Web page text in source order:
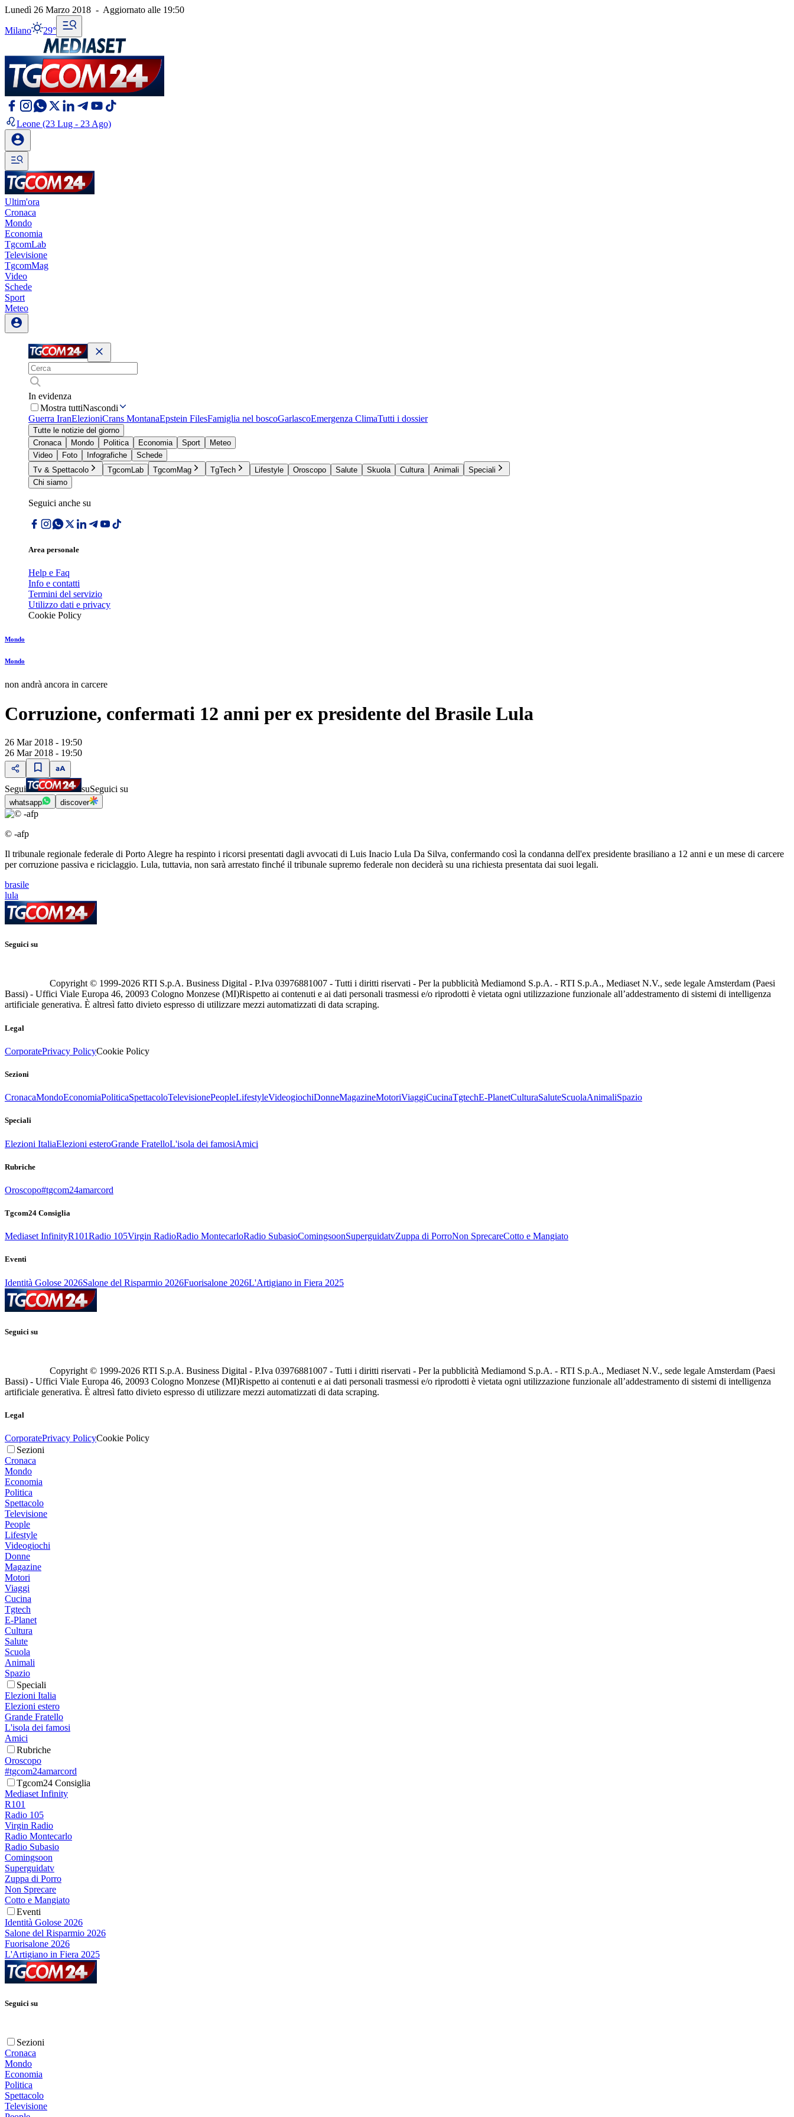
Lunedì 26 Marzo 2018 - Aggiornato alle 19:50
Milano 29°
Leone (23 Lug - 23 Ago)
Ultim'ora
Cronaca
Mondo
Economia
TgcomLab
Televisione
TgcomMag
Video
Schede
Sport
Meteo
In evidenza
Mostra tuttiNascondi
Guerra IranElezioniCrans MontanaEpstein FilesFamiglia nel boscoGarlascoEmergenza ClimaTutti i dossier
Tutte le notizie del giorno
Cronaca
Mondo Politica Economia Sport
Meteo
Video
Foto Infografiche
Schede
Tv & Spettacolo
TgcomLab TgcomMag TgTech Lifestyle Oroscopo Salute Skuola Cultura Animali
Speciali
Chi siamo
Seguici anche su
Area personale
Help e Faq
Info e contatti
Termini del servizio
Utilizzo dati e privacy
Cookie Policy
Mondo
Mondo
non andrà ancora in carcere
Corruzione, confermati 12 anni per ex presidente del Brasile Lula
26 Mar 2018 - 19:50
26 Mar 2018 - 19:50
Segui suSeguici su
whatsapp discover
© -afp
Il tribunale regionale federale di Porto Alegre ha respinto i ricorsi presentati dagli avvocati di Luis Inacio Lula Da Silva, confermando così la condanna dell'ex presidente brasiliano a 12 anni e un mese di carcere
per corruzione passiva e riciclaggio. Lula, tuttavia, non sarà arrestato finché il tribunale supremo federale non deciderà su una richiesta presentata dai suoi legali.
brasile
lula
Seguici su
Copyright © 1999-2026 RTI S.p.A. Business Digital - P.Iva 03976881007 - Tutti i diritti riservati - Per la pubblicità Mediamond S.p.A. - RTI S.p.A., Mediaset N.V., sede legale Amsterdam (Paesi
Bassi) - Uffici Viale Europa 46, 20093 Cologno Monzese (MI)Rispetto ai contenuti e ai dati personali trasmessi e/o riprodotti è vietata ogni utilizzazione funzionale all’addestramento di sistemi di intelligenza
artificiale generativa. È altresì fatto divieto espresso di utilizzare mezzi automatizzati di data scraping.
Legal
CorporatePrivacy PolicyCookie Policy
Sezioni
CronacaMondoEconomiaPoliticaSpettacoloTelevisionePeopleLifestyleVideogiochiDonneMagazineMotoriViaggiCucinaTgtechE-PlanetCulturaSaluteScuolaAnimaliSpazio
Speciali
Elezioni ItaliaElezioni esteroGrande FratelloL'isola dei famosiAmici
Rubriche
Oroscopo#tgcom24amarcord
Tgcom24 Consiglia
Mediaset InfinityR101Radio 105Virgin RadioRadio MontecarloRadio SubasioComingsoonSuperguidatvZuppa di PorroNon SprecareCotto e Mangiato
Eventi
Identità Golose 2026Salone del Risparmio 2026Fuorisalone 2026L'Artigiano in Fiera 2025
Seguici su
Copyright © 1999-2026 RTI S.p.A. Business Digital - P.Iva 03976881007 - Tutti i diritti riservati - Per la pubblicità Mediamond S.p.A. - RTI S.p.A., Mediaset N.V., sede legale Amsterdam (Paesi
Bassi) - Uffici Viale Europa 46, 20093 Cologno Monzese (MI)Rispetto ai contenuti e ai dati personali trasmessi e/o riprodotti è vietata ogni utilizzazione funzionale all’addestramento di sistemi di intelligenza
artificiale generativa. È altresì fatto divieto espresso di utilizzare mezzi automatizzati di data scraping.
Legal
CorporatePrivacy PolicyCookie Policy
Sezioni
Cronaca
Mondo
Economia
Politica
Spettacolo
Televisione
People
Lifestyle
Videogiochi
Donne
Magazine
Motori
Viaggi
Cucina
Tgtech
E-Planet
Cultura
Salute
Scuola
Animali
Spazio
Speciali
Elezioni Italia
Elezioni estero
Grande Fratello
L'isola dei famosi
Amici
Rubriche
Oroscopo
#tgcom24amarcord
Tgcom24 Consiglia
Mediaset Infinity
R101
Radio 105
Virgin Radio
Radio Montecarlo
Radio Subasio
Comingsoon
Superguidatv
Zuppa di Porro
Non Sprecare
Cotto e Mangiato
Eventi
Identità Golose 2026
Salone del Risparmio 2026
Fuorisalone 2026
L'Artigiano in Fiera 2025
Seguici su
Sezioni
Cronaca
Mondo
Economia
Politica
Spettacolo
Televisione